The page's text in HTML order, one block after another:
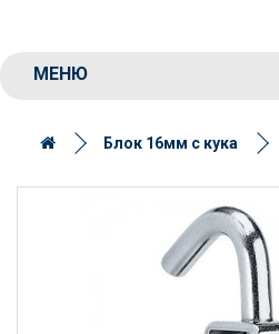
МЕНЮ
Блок 16мм с кука